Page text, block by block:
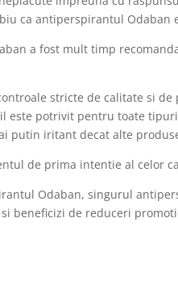
ca antiperspirantul Odaban
a fost mult timp
stricte de calitate si
este potrivit pentru toate
putin iritant decat alte
de prima intentie al celor
Odaban, singurul
si beneficizi de reduceri